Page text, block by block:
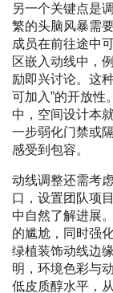
另一个关键点是
繁的头脑风暴需
成员在前往途中
区嵌入动线中，
励即兴讨论。这
可加入”的开放性
中，空间设计本
一步弱化门禁或
感受到包容。
动线调整还需考
口，设置团队项
中自然了解进展
的尴尬，同时强
绿植装饰动线边
明，环境色彩与
低皮质醇水平，